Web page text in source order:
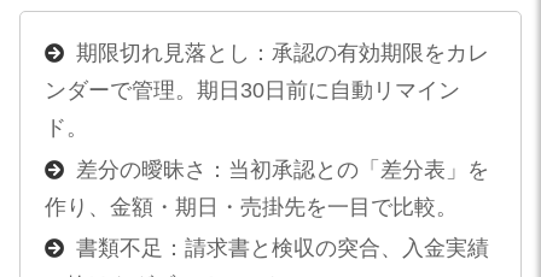
期限切れ見落とし：承認の有効期限をカレ
ンダーで管理。期日30日前に自動リマイン
ド。
差分の曖昧さ：当初承認との「差分表」を
作り、金額・期日・売掛先を一目で比較。
書類不足：請求書と検収の突合、入金実績